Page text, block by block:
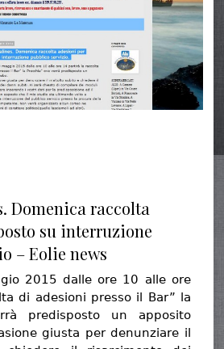
Domenica raccolta
su interruzione
– Eolie news
2015 dalle ore 10 alle ore
di adesioni presso il Bar” la
predisposto un apposito
giusta per denunziare il